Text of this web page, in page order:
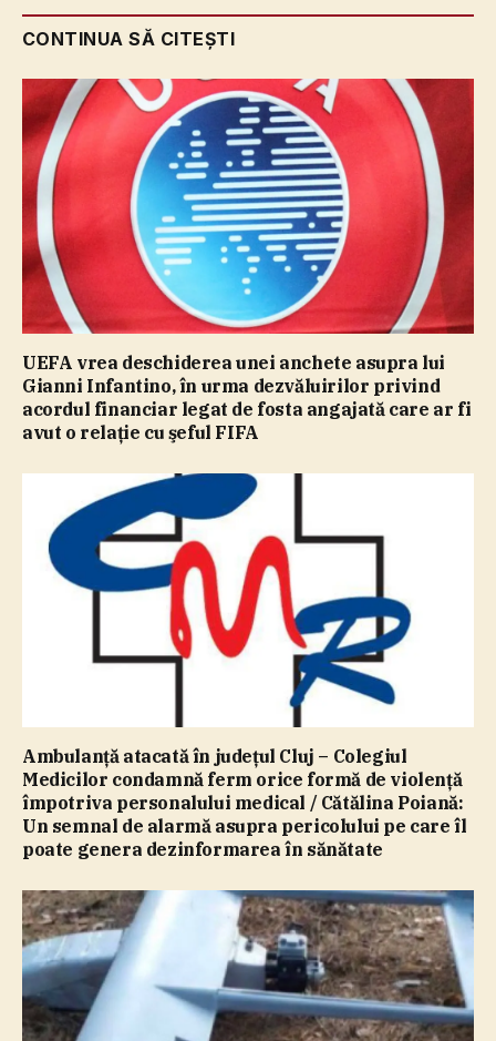
CONTINUA SĂ CITEȘTI
UEFA vrea deschiderea unei anchete asupra lui
Gianni Infantino, în urma dezvăluirilor privind
acordul financiar legat de fosta angajată care ar fi
avut o relaţie cu şeful FIFA
Ambulanţă atacată în judeţul Cluj – Colegiul
Medicilor condamnă ferm orice formă de violenţă
împotriva personalului medical / Cătălina Poiană:
Un semnal de alarmă asupra pericolului pe care îl
poate genera dezinformarea în sănătate